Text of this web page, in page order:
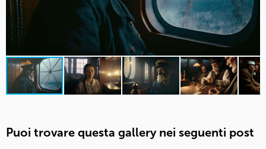
Puoi trovare questa gallery nei seguenti post